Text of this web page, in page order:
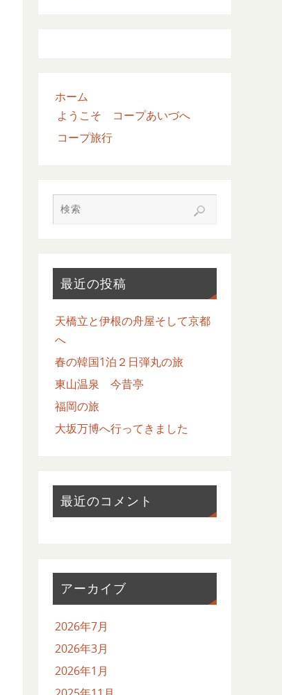
ホーム
ようこそ コープあいづへ
コープ旅行
最近の投稿
天橋立と伊根の舟屋そして京都
へ
春の韓国1泊２日弾丸の旅
東山温泉 今昔亭
福岡の旅
大坂万博へ行ってきました
最近のコメント
アーカイブ
2026年7月
2026年3月
2026年1月